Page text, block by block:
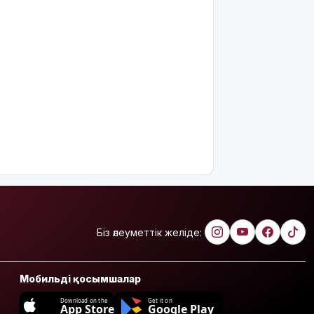
Біз әлеуметтік желіде:
Мобильді қосымшалар
Download on the
App Store
Get it on
Google Play